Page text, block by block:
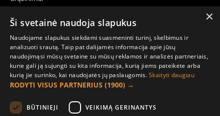
Pirkėjo paskyra
Mano paskyra
Užsakymai
Naujienlaiškiai
Informacija užsakovui
×
Ši svetainė naudoja slapukus
Naudojame slapukus siekdami suasmeninti turinį, skelbimus ir
analizuoti srautą. Taip pat dalijamės informacija apie jūsų
naudojimąsi mūsų svetaine su mūsų reklamos ir analizės partneriais,
kurie gali ją sujungti su kita informacija, kurią jiems pateikėte arba
kurią jie surinko, kai naudojatės jų paslaugomis.Skaityti daugiau
RODYTI VISUS PARTNERIUS (1900) →
BŪTINIEJI VEIKIMĄ GERINANTYS